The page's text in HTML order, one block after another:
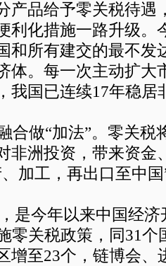
产品给予零关税待遇
利化措施一路升级。
和所有建交的最不发
体。每一次主动扩大
我国已连续17年稳居
合做“加法”。零关
非洲投资，带来资金
加工，再出口至中
是今年以来中国经
零关税政策，同31个
增至23个，链博会、